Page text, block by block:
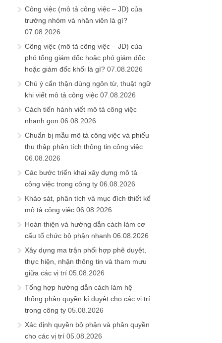
Công việc (mô tả công việc – JD) của
trưởng nhóm và nhân viên là gì?
07.08.2026
Công việc (mô tả công việc – JD) của
phó tổng giám đốc hoặc phó giám đốc
hoặc giám đốc khối là gì? 07.08.2026
Chú ý cẩn thận dùng ngôn từ, thuật ngữ
khi viết mô tả công việc 07.08.2026
Cách tiến hành viết mô tả công việc
nhanh gọn 06.08.2026
Chuẩn bị mẫu mô tả công việc và phiếu
thu thập phân tích thông tin công việc
06.08.2026
Các bước triển khai xây dựng mô tả
công việc trong công ty 06.08.2026
Khảo sát, phân tích và mục đích thiết kế
mô tả công việc 06.08.2026
Hoàn thiện và hướng dẫn cách làm cơ
cấu tổ chức bộ phận nhanh 06.08.2026
Xây dựng ma trận phối hợp phê duyệt,
thực hiện, nhận thông tin và tham mưu
giữa các vị trí 05.08.2026
Tổng hợp hướng dẫn cách làm hệ
thống phân quyền kí duyệt cho các vị trí
trong công ty 05.08.2026
Xác định quyền bộ phận và phân quyền
cho các vị trí 05.08.2026